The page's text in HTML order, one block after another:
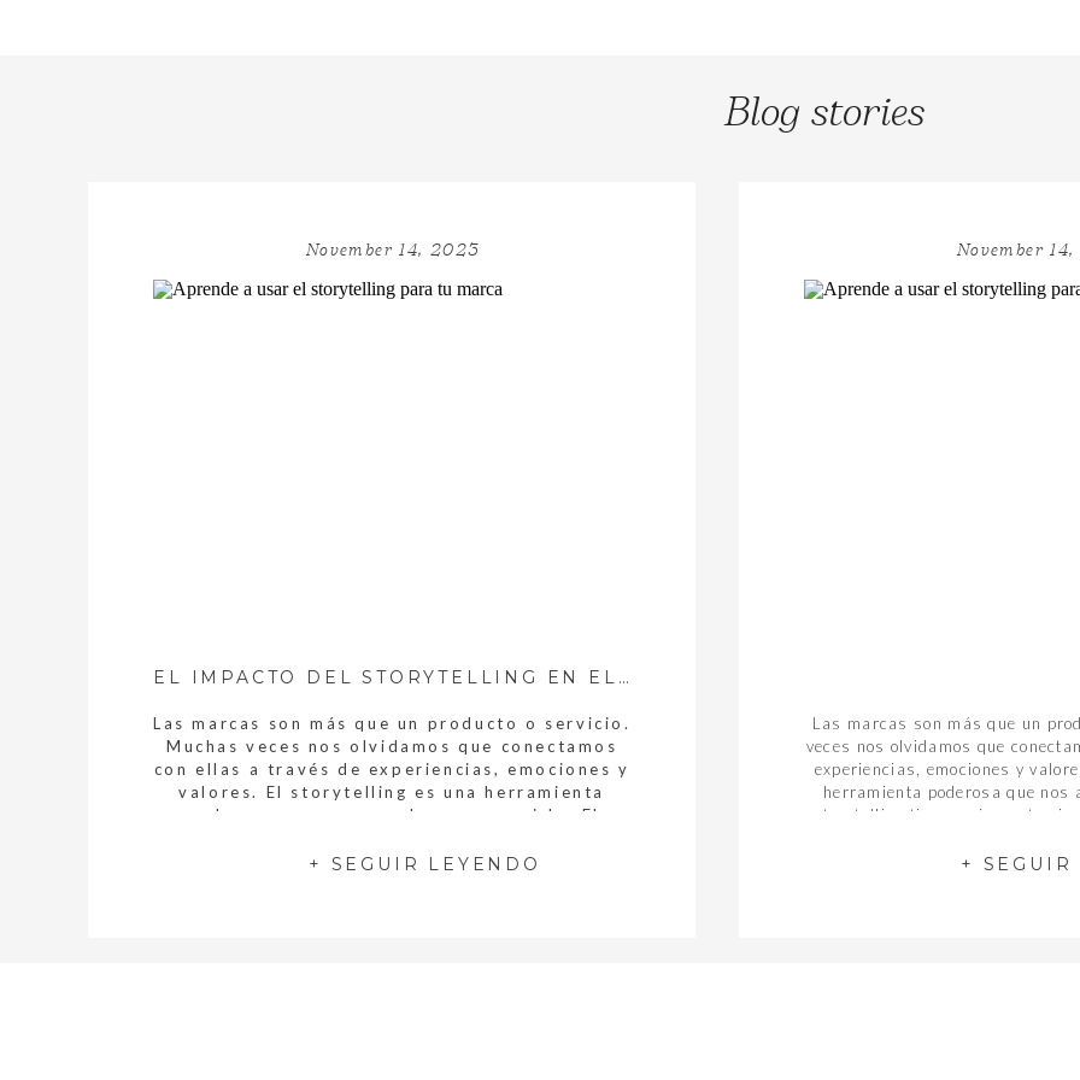
Blog stories
+ SEGUIR LEYENDO
Las marcas son más que un producto o servicio.
Muchas veces nos olvidamos que conectamos
con ellas a través de experiencias, emociones y
valores. El storytelling es una herramienta
poderosa que nos ayuda a conseguirlo. El
narrativa de una marca. Nos ayuda a: ¿Qué es
EL IMPACTO DEL STORYTELLING EN EL BRANDING
November 14, 2023
+ SEGUIR
Las marcas son más que un
veces nos olvidamos que
experiencias, emociones y
herramienta poderosa que nos
storytelling tiene un impacto
November